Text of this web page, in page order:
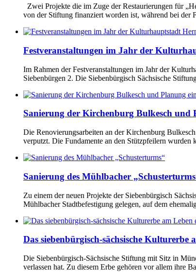
Zwei Projekte die im Zuge der Restaurierungen für
von der Stiftung finanziert worden ist, während bei der
Festveranstaltungen im Jahr der
Im Rahmen der Festveranstaltungen im Jahr der
Siebenbürgen 2. Die Siebenbürgisch Sächsische
Sanierung der Kirchenburg Bulkesch und
Die Renovierungsarbeiten an der Kirchenburg
verputzt. Die Fundamente an den Stützpfeilern
Sanierung des Mühlbacher
Zu einem der neuen Projekte der Siebenbürgisch
Mühlbacher Stadtbefestigung gelegen, auf dem
Das siebenbürgisch-sächsische Kulturerbe
Die Siebenbürgisch-Sächsische Stiftung mit Sitz in
verlassen hat. Zu diesem Erbe gehören vor allem ihre